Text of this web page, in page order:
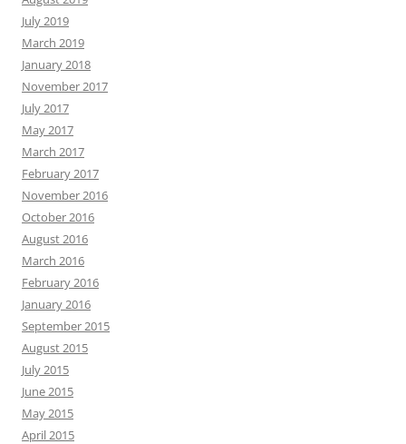
July 2019
March 2019
January 2018
November 2017
July 2017
May 2017
March 2017
February 2017
November 2016
October 2016
August 2016
March 2016
February 2016
January 2016
September 2015
August 2015
July 2015
June 2015
May 2015
April 2015